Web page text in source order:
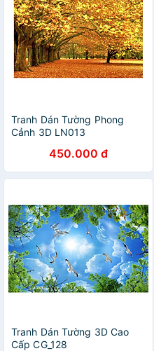
Tranh Dán Tường Phong
Cảnh 3D LN013
450.000 đ
Tranh Dán Tường 3D Cao
Cấp CG_128